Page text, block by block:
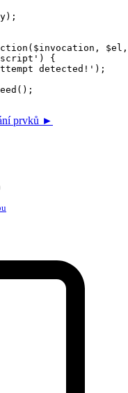
prvků ►